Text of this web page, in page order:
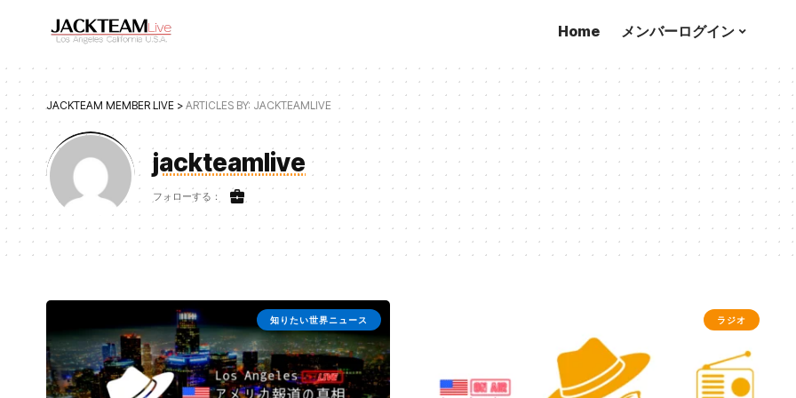
Home メンバーログイン
JACKTEAM MEMBER LIVE > ARTICLES BY: JACKTEAMLIVE
jackteamlive
フォローする：
知りたい世界ニュース ラジオ